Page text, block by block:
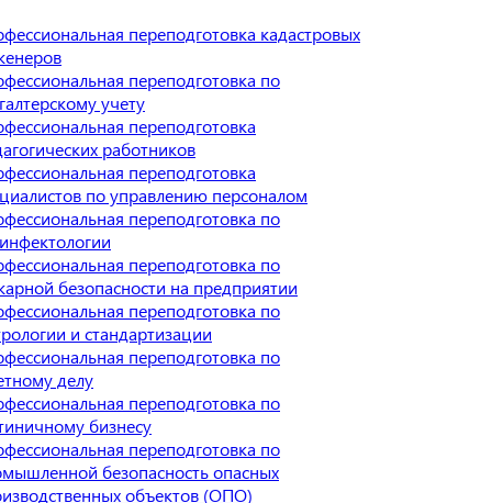
переподготовка кадастровых
переподготовка по
учету
переподготовка
работников
переподготовка
по управлению персоналом
переподготовка по
переподготовка по
безопасности на предприятии
переподготовка по
и стандартизации
переподготовка по
делу
переподготовка по
бизнесу
переподготовка по
безопасность опасных
объектов (ОПО)